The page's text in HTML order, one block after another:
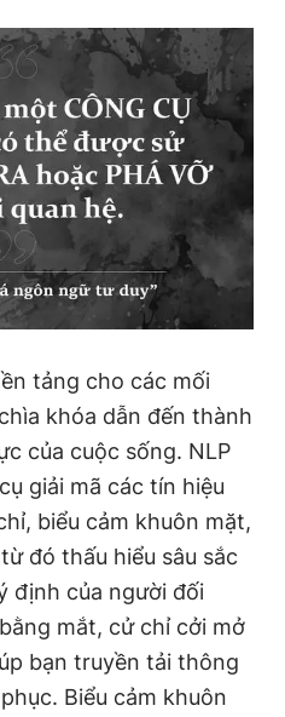
tảng cho các mối
khóa dẫn đến thành
của cuộc sống. NLP
giải mã các tín hiệu
biểu cảm khuôn mặt,
đó thấu hiểu sâu sắc
định của người đối
mắt, cử chỉ cởi mở
bạn truyền tải thông
Biểu cảm khuôn